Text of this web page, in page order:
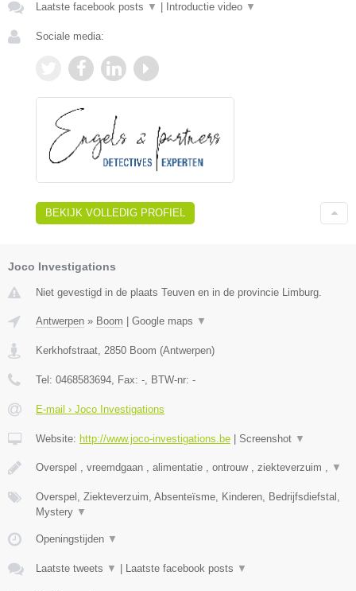
Laatste facebook posts ▼ Introductie video ▼
Sociale media:
BEKIJK VOLLEDIG PROFIEL
Joco Investigations
Niet gevestigd in de plaats Teuven en in de provincie Limburg.
Antwerpen » Boom Google maps ▼
Kerkhofstraat, 2850 Boom (Antwerpen)
Tel: 0468583694, Fax: -, BTW-nr: -
E-mail › Joco Investigations
Website: http://www.joco-investigations.be Screenshot ▼
Overspel , vreemdgaan , alimentatie , ontrouw , ziekteverzuim , ▼
Overspel, Ziekteverzuim, Absenteïsme, Kinderen, Bedrijfsdiefstal,
Mystery ▼
Openingstijden ▼
Laatste tweets ▼ Laatste facebook posts ▼